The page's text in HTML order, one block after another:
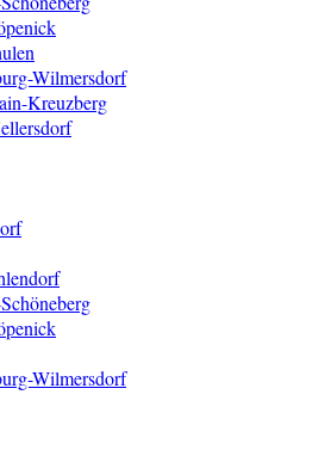
Wilmersdorf
Kreuzberg
Wilmersdorf